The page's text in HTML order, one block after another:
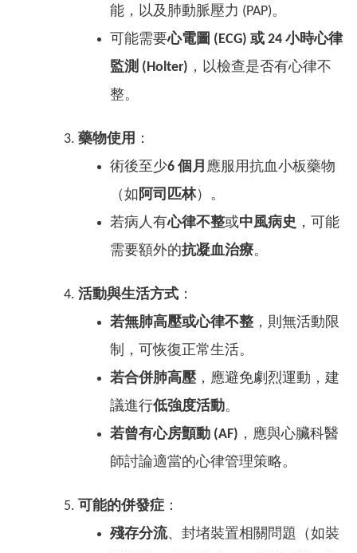
能，以及肺動脈壓力 (PAP)。
可能需要心電圖 (ECG) 或 24 小時心律
監測 (Holter) ，以檢查是否有心律不
整。
藥物使用 ：
術後至少6 個月 應服用抗血小板藥物
（如 阿司匹林）。
若病人有心律不整或中風病史 ，可能
需要額外的抗凝血治療。
活動與生活方式 ：
若無肺高壓或心律不整 ，則無活動限
制，可恢復正常生活。
若合併肺高壓 ，應避免劇烈運動，建
議進行低強度活動。
若曾有心房顫動 (AF) ，應與心臟科醫
師討論適當的心律管理策略。
可能的併發症：
殘存分流、封堵裝置相關問題（如裝